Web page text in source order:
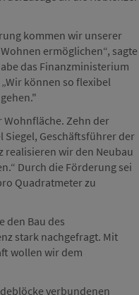
kommen wir unserer
ermöglichen“, sagte
das Finanzministerium
können so flexibel
Wohnfläche. Zehn der
Geschäftsführer der
realisieren wir den Neubau
Durch die Förderung sei
Quadratmeter zu
den Bau des
stark nachgefragt. Mit
wollen wir dem
verbundenen